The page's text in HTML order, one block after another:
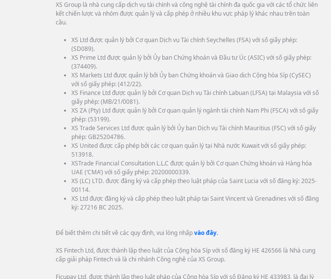
XS Group là nhà cung cấp dịch vụ tài chính và công nghệ tài chính đa quốc gia với các tổ chức liên
kết chiến lược và nhóm được quản lý và cấp phép ở nhiều khu vực pháp lý khác nhau trên toàn
cầu.
XS Ltd được quản lý bởi Cơ quan Dịch vụ Tài chính Seychelles (FSA) với số giấy phép:
(SD089).
XS Prime Ltd được quản lý bởi Ủy ban Chứng khoán và Đầu tư Úc (ASIC) với số giấy phép:
(374409).
XS Markets Ltd được quản lý bởi Ủy ban Chứng khoán và Giao dịch Cộng hòa Síp (CySEC)
với số giấy phép: (412/22).
XS Finance Ltd được quản lý bởi Cơ quan Dịch vụ Tài chính Labuan (LFSA) tại Malaysia với số
giấy phép: (MB/21/0081).
XS ZA (Pty) Ltd được quản lý bởi Cơ quan quản lý ngành tài chính Nam Phi (FSCA) với số giấy
phép: (53199).
XS Trade Services Ltd được quản lý bởi Ủy ban Dịch vụ Tài chính Mauritius (FSC) với số giấy
phép: GB25204786.
XS United được cấp phép bởi các cơ quan quản lý tại Nhà nước Kuwait với số giấy phép:
513918.
XSTrade Financial Consultation L.L.C được quản lý bởi Cơ quan Chứng khoán và Hàng hóa
UAE (‘CMA’) với số giấy phép: 20200000339.
XS (LC) LTD. được đăng ký và cấp phép theo luật pháp của Saint Lucia với số đăng ký: 2025-
00114.
XS Ltd được đăng ký và cấp phép theo luật pháp tại Saint Vincent và Grenadines với số đăng
ký: 27216 BC 2025.
Để biết thêm chi tiết về các quy định, vui lòng nhấpvào đây.
XS Fintech Ltd, được thành lập theo luật của Cộng hòa Síp với số đăng ký HE 426566 là Nhà cung
cấp giải pháp Fintech và là chi nhánh Công nghệ của XS Group.
Ficupay Ltd, được thành lập theo luật pháp của Cộng hòa Síp với số Đăng ký HE 433983, là đại lý